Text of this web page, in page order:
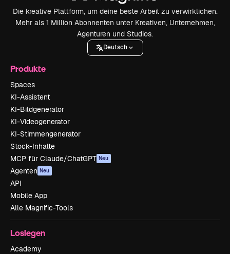
Die kreative Plattform, um deine beste Arbeit zu verwirklichen.
Mehr als 1 Million Abonnenten unter Kreativen, Unternehmen,
Agenturen und Studios.
Deutsch
Produkte
Spaces
KI-Assistent
KI-Bildgenerator
KI-Videogenerator
KI-Stimmengenerator
Stock-Inhalte
MCP für Claude/ChatGPT Neu
Agenten Neu
API
Mobile App
Alle Magnific-Tools
Loslegen
Academy